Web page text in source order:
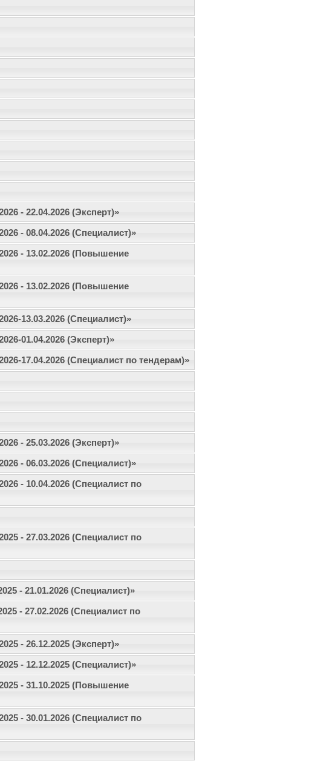
- 22.04.2026 (Эксперт)»
- 08.04.2026 (Специалист)»
- 13.02.2026 (Повышение
- 13.02.2026 (Повышение
13.03.2026 (Специалист)»
01.04.2026 (Эксперт)»
17.04.2026 (Специалист по тендерам)»
- 25.03.2026 (Эксперт)»
- 06.03.2026 (Специалист)»
- 10.04.2026 (Специалист по
- 27.03.2026 (Специалист по
- 21.01.2026 (Специалист)»
- 27.02.2026 (Специалист по
- 26.12.2025 (Эксперт)»
- 12.12.2025 (Специалист)»
- 31.10.2025 (Повышение
- 30.01.2026 (Специалист по